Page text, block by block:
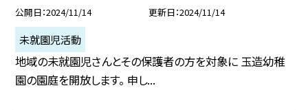
公開日 2024/11/14 更新日 2024/11/14
未就園児活動
地域の未就園児さんとその保護者の方を対象に 玉造幼稚
園の園庭を開放します。 申し...